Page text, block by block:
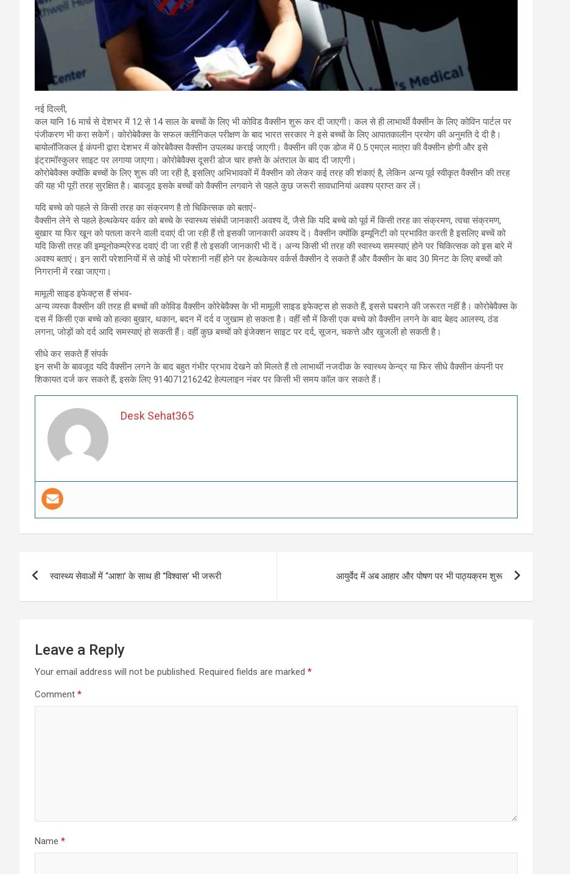
नई दिल्ली,
कल यानि 16 मार्च से देशभर में 12 से 14 साल के बच्चों के लिए भी कोविड वैक्सीन शुरू कर दी जाएगी। कल से ही लाभार्थी वैक्सीन के लिए कोविन पार्टल पर
पंजीकरण भी करा सकेगें। कोरोबेवैक्स के सफल क्लीनिकल परीक्षण के बाद भारत सरकार ने इसे बच्चों के लिए आपातकालीन प्रयोग की अनुमति दे दी है।
बायोलॉजिकल ई कंपनी द्वारा देशभर में कोरबेवैक्स वैक्सीन उपलब्ध कराई जाएगी। वैक्सीन की एक डोज में 0.5 एमएल मात्रा की वैक्सीन होगी और इसे
इंट्रामॉस्कुलर साइट पर लगाया जाएगा। कोरोबेवैक्स दूसरी डोज चार हफ्ते के अंतराल के बाद दी जाएगी।
कोरोबेवैक्स क्योंकि बच्चों के लिए शुरू की जा रही है, इसलिए अभिभावकों में वैक्सीन को लेकर कई तरह की शंकाएं है, लेकिन अन्य पूर्व स्वीकृत वैक्सीन की तरह
की यह भी पूरी तरह सुरक्षित है। बावजूद इसके बच्चों को वैक्सीन लगवाने से पहले कुछ जरूरी सावधानियां अवश्य प्राप्त कर लें।
यदि बच्चे को पहले से किसी तरह का संक्रमण है तो चिकित्सक को बताएं-
वैक्सीन लेने से पहले हेल्थकेयर वर्कर को बच्चे के स्वास्थ्य संबंधी जानकारी अवश्य दें, जैसे कि यदि बच्चे को पूर्व में किसी तरह का संक्रमण, त्वचा संक्रमण,
बुखार या फिर खून को पतला करने वाली दवाएं दी जा रही हैं तो इसकी जानकारी अवश्य दें। वैक्सीन क्योंकि इम्यूनिटी को प्रभावित करती है इसलिए बच्चें को
यदि किसी तरह की इम्यूनोकम्प्रेस्ड दवाएं दी जा रही हैं तो इसकी जानकारी भी दें। अन्य किसी भी तरह की स्वास्थ्य समस्याएं होने पर चिकित्सक को इस बारे में
अवश्य बताएं। इन सारी परेशानियों में से कोई भी परेशानी नहीं होने पर हेल्थकेयर वर्कर्स वैक्सीन दे सकते हैं और वैक्सीन के बाद 30 मिनट के लिए बच्चों को
निगरानी में रखा जाएगा।
मामूली साइड इफेक्ट्स हैं संभव-
अन्य व्यस्क वैक्सीन की तरह ही बच्चों की कोविड वैक्सीन कोरेबेवैक्स के भी मामूली साइड इफेक्ट्स हो सकते हैं, इससे घबराने की जरूरत नहीं है। कोरोबेवैक्स के
दस में किसी एक बच्चे को हल्का बुखार, थकान, बदन में दर्द व जुखाम हो सकता है। वहीं सौ में किसी एक बच्चे को वैक्सीन लगने के बाद बेहद आलस्य, ठंड
लगना, जोड़ों को दर्द आदि समस्याएं हो सकती हैं। वहीं कुछ बच्चों को इंजेक्शन साइट पर दर्द, सूजन, चकत्ते और खुजली हो सकती है।
सीधे कर सकते हैं संपर्क
इन सभी के बावजूद यदि वैक्सीन लगने के बाद बहुत गंभीर प्रभाव देखने को मिलते हैं तो लाभार्थी नजदीक के स्वास्थ्य केन्द्र या फिर सीधे वैक्सीन कंपनी पर
शिकायत दर्ज कर सकते हैं, इसके लिए 914071216242 हेल्पलाइन नंबर पर किसी भी समय कॉल कर सकते हैं।
Desk Sehat365
स्वास्थ्य सेवाओं में “आशा’ के साथ ही “विश्वास’ भी जरूरी आयुर्वेद में अब आहार और पोषण पर भी पाठ्यक्रम शुरू
Leave a Reply
Your email address will not be published. Required fields are marked *
Comment *
Name *